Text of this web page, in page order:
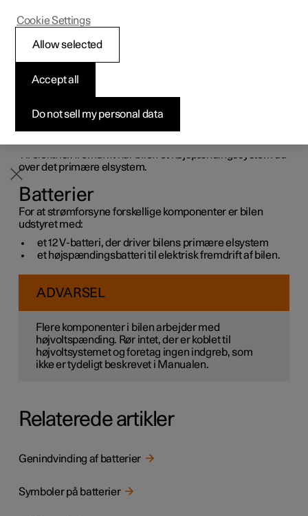
Kampagner
Nye lagerbiler
Byg din bil
Firmabil
Prøvetur
Nye lagerbiler
Byg din bil
Firmabil
Kampagner
Nye lagerbiler
Byg din bil
Firmabil
Udforsk Polestar 5
Byg din bil
Pre-owned-programmet
Pre-owned Polestar 2
Pre-owned Polestar 3
Pre-owned Polestar 4
(Åbner i et nyt vindue)
Experiences
Firmabil
Sådan foregår købet
Finansieringsmuligheder
Om Polestar
Bæredygtighed
Nyheder
Nyhedsbrev
Polestar 2
Batterier og
strømforsyning
Bilens egen strømforsyning sker med forskellige batterier
og komponenter. Disse muliggør bilens elektriske
funktioner.
Bilens primære elsystem arbejder med spændingen 12 V
og driver elektrisk udstyr.
over det primære elsystem.
Batterier
For at strømforsyne forskellige komponenter er bilen
udstyret med:
et 12 V-batteri, der driver bilens primære elsystem
et højspændingsbatteri til elektrisk fremdrift af bilen.
ADVARSEL
Flere komponenter i bilen arbejder med
højvoltspænding. Rør intet, der er koblet til
højvoltsystemet og foretag ingen indgreb, som
ikke er tydeligt beskrevet i Manualen.
Relaterede artikler
Genindvinding af batterier
Symboler på batterier
Do not sell my personal data
Accept all
Allow selected
Cookie Settings